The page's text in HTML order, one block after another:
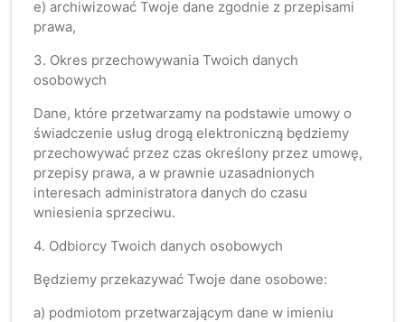
e) archiwizować Twoje dane zgodnie z przepisami
prawa,
3. Okres przechowywania Twoich danych
osobowych
Dane, które przetwarzamy na podstawie umowy o
świadczenie usług drogą elektroniczną będziemy
przechowywać przez czas określony przez umowę,
przepisy prawa, a w prawnie uzasadnionych
interesach administratora danych do czasu
wniesienia sprzeciwu.
4. Odbiorcy Twoich danych osobowych
Będziemy przekazywać Twoje dane osobowe:
a) podmiotom przetwarzającym dane w imieniu